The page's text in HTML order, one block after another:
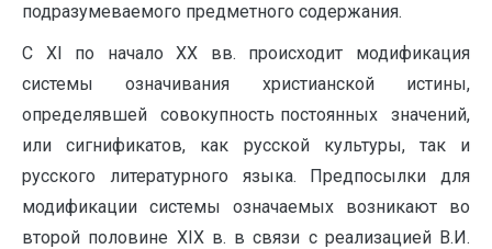
подразумеваемого предметного содержания.
С XI по начало XX вв. происходит модификация
системы означивания христианской истины,
определявшей совокупность постоянных значений,
или сигнификатов, как русской культуры, так и
русского литературного языка. Предпосылки для
модификации системы означаемых возникают во
второй половине ХIX в. в связи с реализацией В.И.